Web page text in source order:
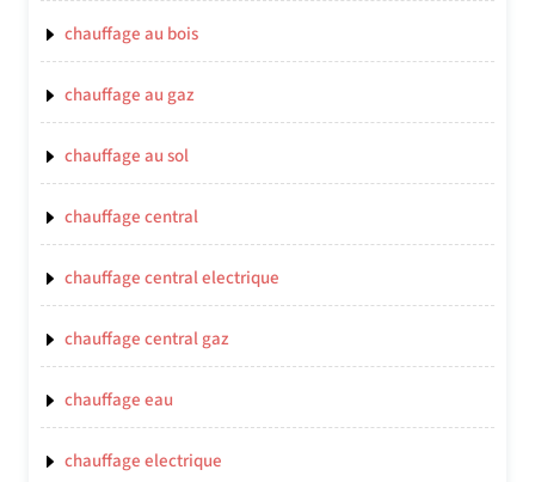
chauffage au bois
chauffage au gaz
chauffage au sol
chauffage central
chauffage central electrique
chauffage central gaz
chauffage eau
chauffage electrique